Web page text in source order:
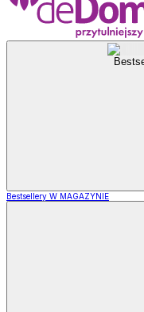
Bestsellery W MAGAZYNIE